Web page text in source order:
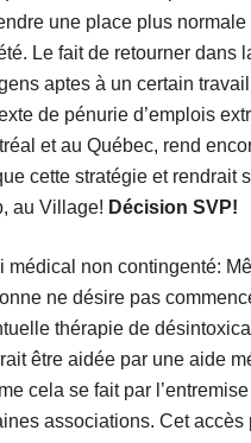
une place plus normale
Le fait de retourner dans
aptes à un certain
de pénurie d’emplois
et au Québec, rend
cette stratégie et rendrait
au Village! Décision SVP!
médical non contingenté:
ne désire pas
thérapie de
être aidée par une aide
cela se fait par
associations. Cet accès